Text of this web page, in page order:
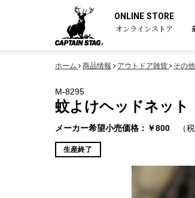
ONLINE STORE
オンラインストア
ホーム 商品情報 アウトドア雑貨 その
M-8295
蚊よけヘッドネット
メーカー希望小売価格：￥800 （
生産終了